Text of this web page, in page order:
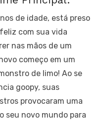
de idade, está preso
com sua vida
nas mãos de um
começo em um
de limo! Ao se
goopy, suas
provocaram uma
seu novo mundo para